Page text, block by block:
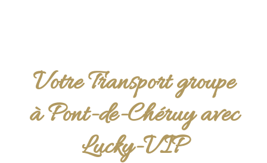
Votre Transport groupe
à Pont-de-Chéruy avec
Lucky-VIP